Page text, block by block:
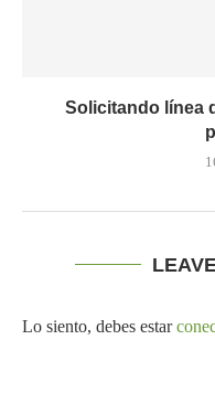
Solicitando línea
Lo siento, debes estar